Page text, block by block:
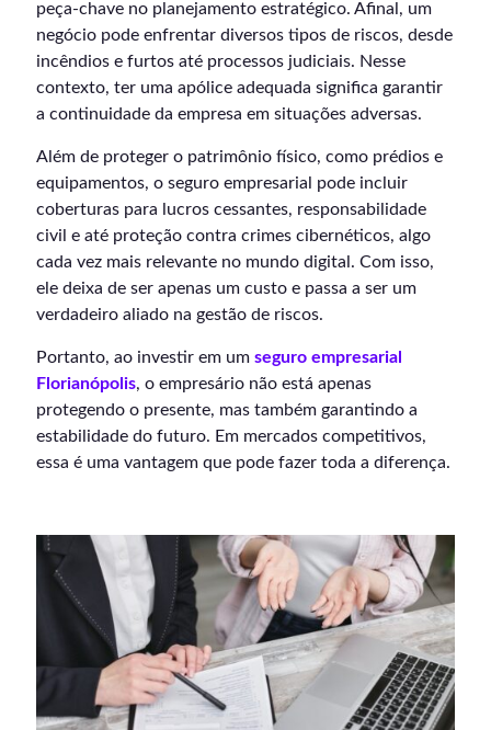
peça-chave no planejamento estratégico. Afinal, um
negócio pode enfrentar diversos tipos de riscos, desde
incêndios e furtos até processos judiciais. Nesse
contexto, ter uma apólice adequada significa garantir
a continuidade da empresa em situações adversas.
Além de proteger o patrimônio físico, como prédios e
equipamentos, o seguro empresarial pode incluir
coberturas para lucros cessantes, responsabilidade
civil e até proteção contra crimes cibernéticos, algo
cada vez mais relevante no mundo digital. Com isso,
ele deixa de ser apenas um custo e passa a ser um
verdadeiro aliado na gestão de riscos.
Portanto, ao investir em um seguro empresarial
Florianópolis, o empresário não está apenas
protegendo o presente, mas também garantindo a
estabilidade do futuro. Em mercados competitivos,
essa é uma vantagem que pode fazer toda a diferença.